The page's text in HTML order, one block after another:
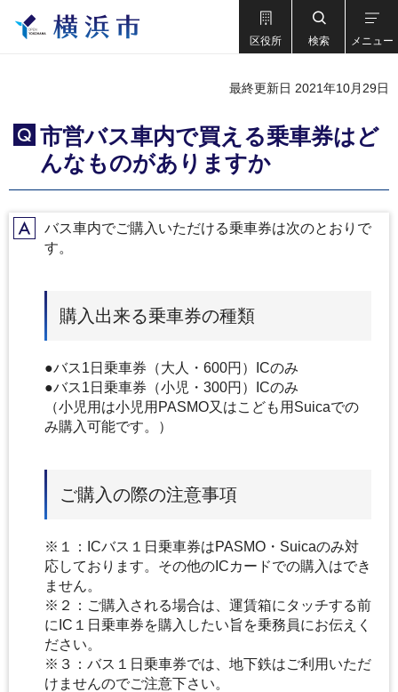
区役所 検索 メニュー
最終更新日 2021年10月29日
Q
市営バス車内で買える乗車券はど
んなものがありますか
Aバス車内でご購入いただける乗車券は次のとおりで
す。
購入出来る乗車券の種類
●バス1日乗車券（大人・600円）ICのみ
●バス1日乗車券（小児・300円）ICのみ
（小児用は小児用PASMO又はこども用Suicaでの
み購入可能です。）
ご購入の際の注意事項
※１：ICバス１日乗車券はPASMO・Suicaのみ対
応しております。その他のICカードでの購入はでき
ません。
※２：ご購入される場合は、運賃箱にタッチする前
にIC１日乗車券を購入したい旨を乗務員にお伝えく
ださい。
※３：バス１日乗車券では、地下鉄はご利用いただ
けませんのでご注意下さい。